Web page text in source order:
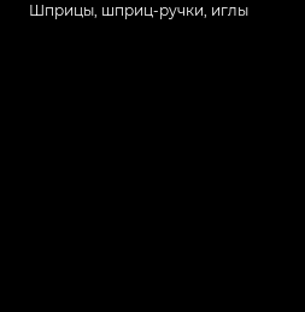
Шприцы, шприц-ручки, иглы